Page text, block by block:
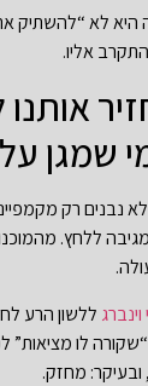
לא “להשתיק
אליו.
שמגן
לא נבנים רק
ללחץ.
ללשון הרע
לו
מחזק.